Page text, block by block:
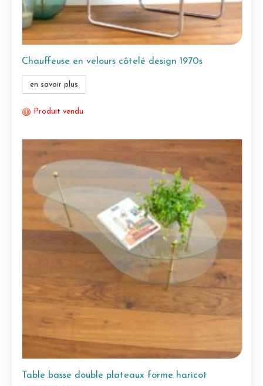
Chauffeuse en velours côtelé design 1970s
en savoir plus
Produit vendu
Table basse double plateaux forme haricot